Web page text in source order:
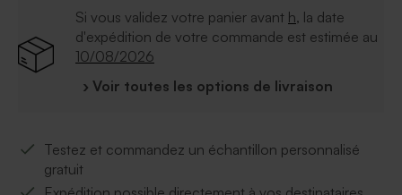
Si vous validez votre panier avant h, la date
d'expédition de votre commande est estimée au
10/08/2026
› Voir toutes les options de livraison
Testez et commandez un échantillon personnalisé
gratuit